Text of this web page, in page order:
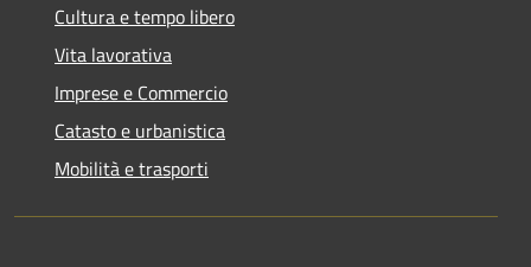
Cultura e tempo libero
Vita lavorativa
Imprese e Commercio
Catasto e urbanistica
Mobilità e trasporti